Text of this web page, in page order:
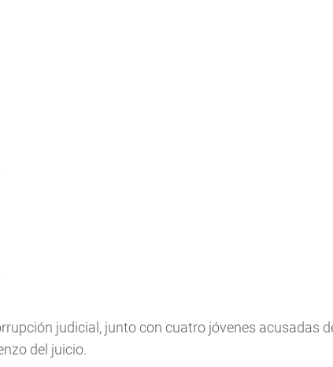
judicial, junto con cuatro jóvenes acusadas
del juicio.